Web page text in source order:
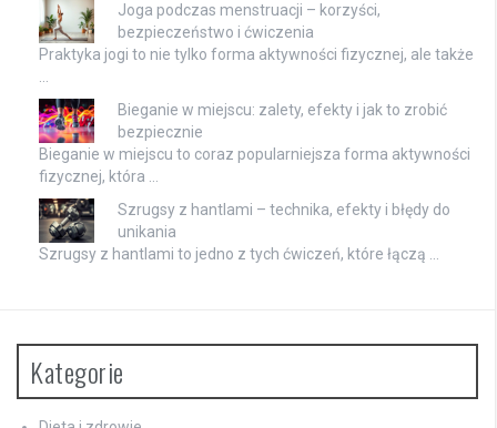
Joga podczas menstruacji – korzyści,
bezpieczeństwo i ćwiczenia
Praktyka jogi to nie tylko forma aktywności fizycznej, ale także
…
Bieganie w miejscu: zalety, efekty i jak to zrobić
bezpiecznie
Bieganie w miejscu to coraz popularniejsza forma aktywności
fizycznej, która …
Szrugsy z hantlami – technika, efekty i błędy do
unikania
Szrugsy z hantlami to jedno z tych ćwiczeń, które łączą …
Kategorie